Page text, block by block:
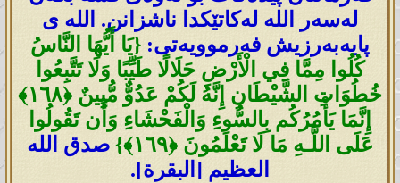
لەسەر اللە لەکاتێکدا ناشزانن. اللە ی
پایەبەرزیش فەرموویەتی: {يَا أَيُّهَا النَّاسُ
كُلُوا مِمَّا فِي الْأَرْ‌ضِ حَلَالًا طَيِّبًا وَلَا تَتَّبِعُوا
خُطُوَاتِ الشَّيْطَانِ إِنَّهُ لَكُمْ عَدُوٌّ مُّبِينٌ ﴿١٦٨﴾
إِنَّمَا يَأْمُرُ‌كُم بِالسُّوءِ وَالْفَحْشَاءِ وَأَن تَقُولُوا
عَلَى اللَّـهِ مَا لَا تَعْلَمُونَ ﴿١٦٩﴾}
صدق الله
العظيم [البقرة].